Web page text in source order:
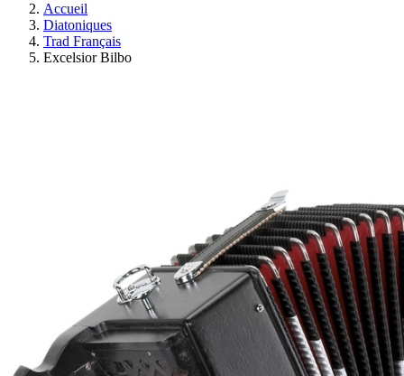
Accueil
Diatoniques
Trad Français
Excelsior Bilbo